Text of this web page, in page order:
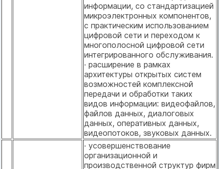
информации, со стандартизацией
микроэлектронных компонентов,
с практическим использованием
цифровой сети и переходом к
многополосной цифровой сети
интегрированного обслуживания.
· расширение в рамках
архитектуры открытых систем
возможностей комплексной
передачи и обработки таких
видов информации: видеофайлов,
файлов данных, диалоговых
данных, оперативных данных,
видеопотоков, звуковых данных.
· усовершенствование
организационной и
производственной структур фирм